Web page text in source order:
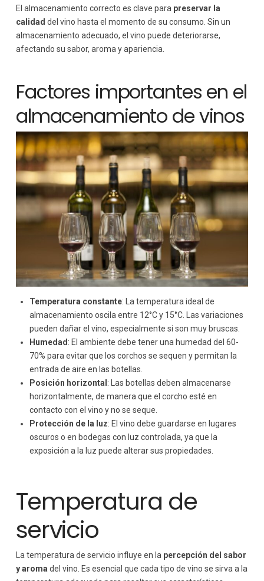
El almacenamiento correcto es clave para preservar la
calidad del vino hasta el momento de su consumo. Sin un
almacenamiento adecuado, el vino puede deteriorarse,
afectando su sabor, aroma y apariencia.
Factores importantes en el
almacenamiento de vinos
Temperatura constante: La temperatura ideal de
almacenamiento oscila entre 12°C y 15°C. Las variaciones
pueden dañar el vino, especialmente si son muy bruscas.
Humedad : El ambiente debe tener una humedad del 60-
70% para evitar que los corchos se sequen y permitan la
entrada de aire en las botellas.
Posición horizontal : Las botellas deben almacenarse
horizontalmente, de manera que el corcho esté en
contacto con el vino y no se seque.
Protección de la luz: El vino debe guardarse en lugares
oscuros o en bodegas con luz controlada, ya que la
exposición a la luz puede alterar sus propiedades.
Temperatura de
servicio
La temperatura de servicio influye en la percepción del sabor
y aroma del vino. Es esencial que cada tipo de vino se sirva a la